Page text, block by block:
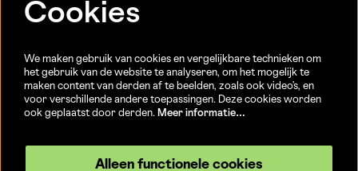
Sint-Jakobsstraat 20
15/08)
Cookies
We maken gebruik van cookies en vergelijkbare technieken om
het gebruik van de website te analyseren, om het mogelijk te
maken content van derden af te beelden, zoals ook video’s, en
voor verschillende andere toepassingen. Deze cookies worden
ook geplaatst door derden. Meer informatie…
Alleen functionele cookies